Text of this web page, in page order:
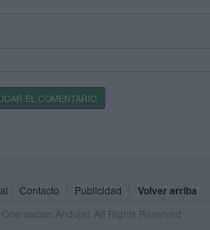
Contacto Publicidad Volver arriba